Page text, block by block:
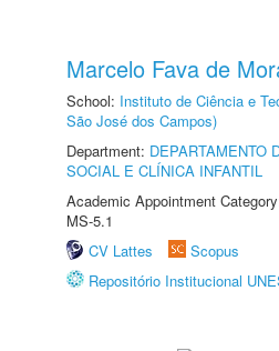
Marcelo Fava de
School: Instituto de Ciência e
São José dos Campos)
Department: DEPARTAMENTO
SOCIAL E CLÍNICA INFANTIL
Academic Appointment
MS-5.1
CV Lattes
Scopus
Repositório Institucional